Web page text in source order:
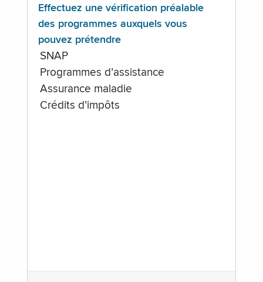
Effectuez une vérification préalable
des programmes auxquels vous
pouvez prétendre
SNAP
Programmes d’assistance
Assurance maladie
Crédits d’impôts